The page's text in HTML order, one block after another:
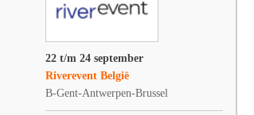
22 t/m 24 september
Riverevent België
B-Gent-Antwerpen-Brussel